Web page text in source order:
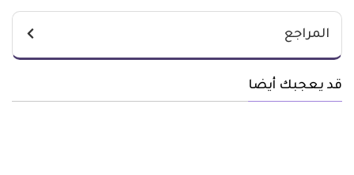
المراجع
قد يعجبك أيضا